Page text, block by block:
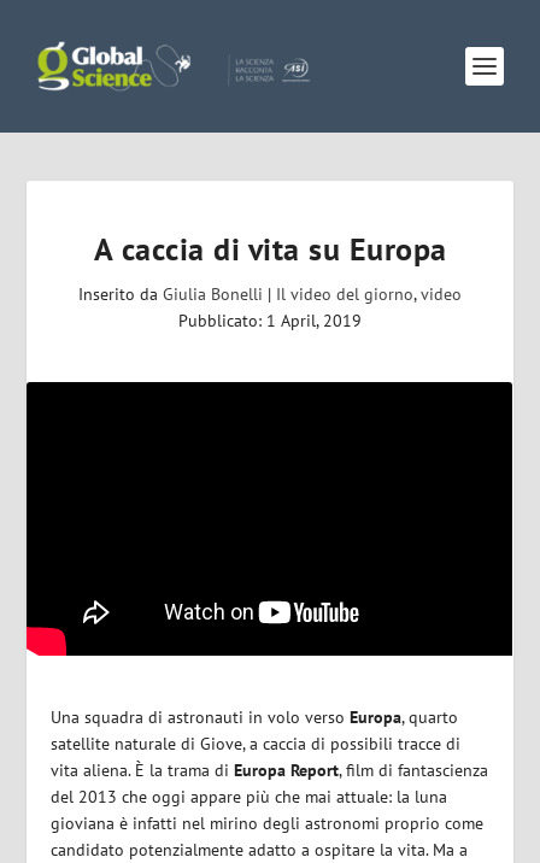
A caccia di vita su Europa
Inserito da Giulia Bonelli | Il video del giorno,video
Pubblicato: 1 April, 2019
Una squadra di astronauti in volo versoEuropa, quarto
satellite naturale di Giove, a caccia di possibili tracce di
vita aliena. È la trama diEuropa Report, film di fantascienza
del 2013 che oggi appare più che mai attuale: la luna
gioviana è infatti nel mirino degli astronomi proprio come
candidato potenzialmente adatto a ospitare la vita. Ma a